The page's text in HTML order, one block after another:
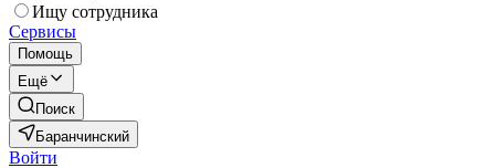
Ищу сотрудника
Сервисы
Помощь
Ещё
Поиск
Баранчинский
Войти